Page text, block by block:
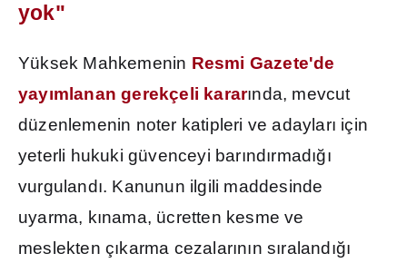
yok"
Yüksek Mahkemenin Resmi Gazete'de
yayımlanan gerekçeli kararında, mevcut
düzenlemenin noter katipleri ve adayları için
yeterli hukuki güvenceyi barındırmadığı
vurgulandı. Kanunun ilgili maddesinde
uyarma, kınama, ücretten kesme ve
meslekten çıkarma cezalarının sıraland ığı